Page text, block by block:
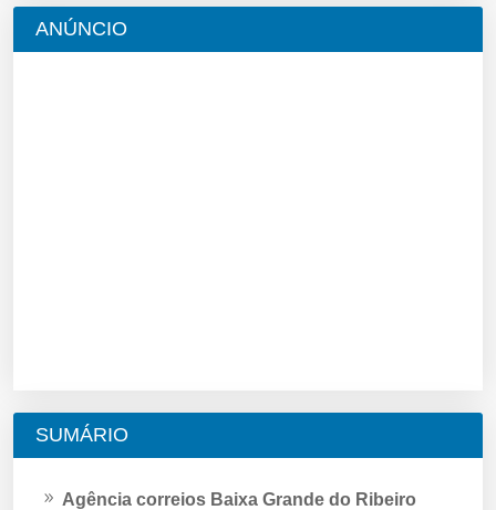
ANÚNCIO
SUMÁRIO
Agência correios Baixa Grande do Ribeiro